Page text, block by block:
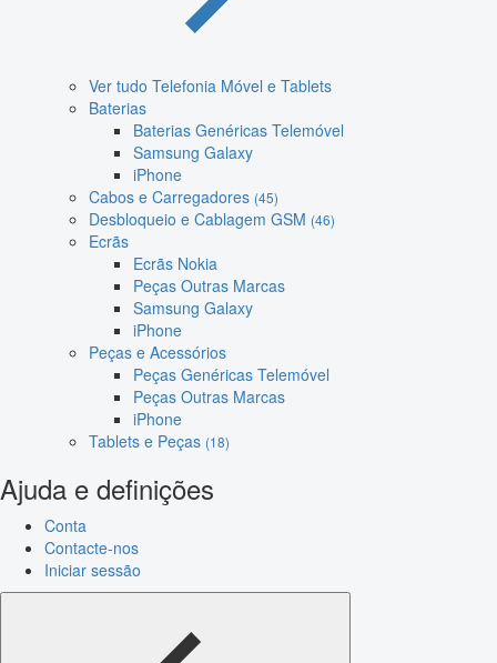
Ver tudo Telefonia Móvel e Tablets
Baterias
Baterias Genéricas Telemóvel
Samsung Galaxy
iPhone
Cabos e Carregadores (45)
Desbloqueio e Cablagem GSM (46)
Ecrãs
Ecrãs Nokia
Peças Outras Marcas
Samsung Galaxy
iPhone
Peças e Acessórios
Peças Genéricas Telemóvel
Peças Outras Marcas
iPhone
Tablets e Peças (18)
Ajuda e definições
Conta
Contacte-nos
Iniciar sessão